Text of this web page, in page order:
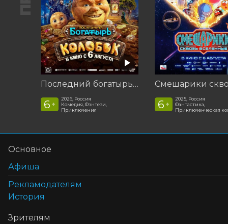
Последний богатырь. Колобок
6 +
2026, Россия
Комедия, Фэнтези,
Приключения
6 +
2025, Россия
Фантастика,
Приключенческая
Основное
Афиша
Рекламодателям
История
Зрителям